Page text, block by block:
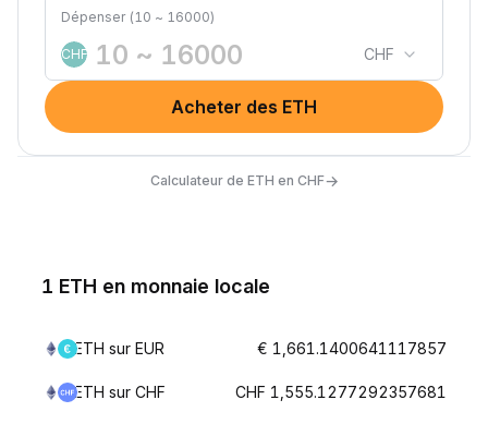
Dépenser (10 ~ 16000)
CHF CHF
Acheter des ETH
Calculateur de ETH en CHF→
1 ETH en monnaie locale
ETH sur EUR € 1,661.1400641117857
ETH sur CHF CHF 1,555.1277292357681